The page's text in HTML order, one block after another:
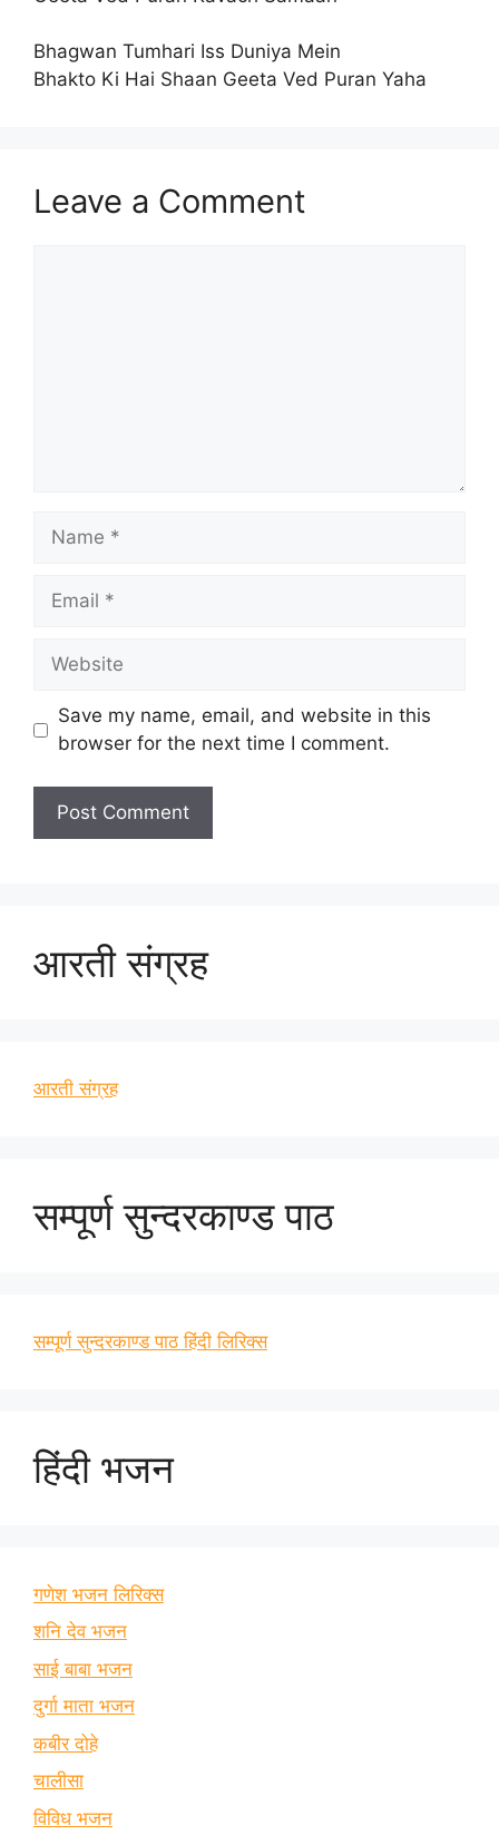
Bhagwan Tumhari Iss Duniya Mein
Bhakto Ki Hai Shaan Geeta Ved Puran Yaha
Leave a Comment
Name
Email
Website
Save my name, email, and website in this
browser for the next time I comment.
आरती संग्रह
आरती संग्रह
सम्पूर्ण सुन्दरकाण्ड पाठ
सम्पूर्ण सुन्दरकाण्ड पाठ हिंदी लिरिक्स
हिंदी भजन
गणेश भजन लिरिक्स
शनि देव भजन
साई बाबा भजन
दुर्गा माता भजन
कबीर दोहे
चालीसा
विविध भजन